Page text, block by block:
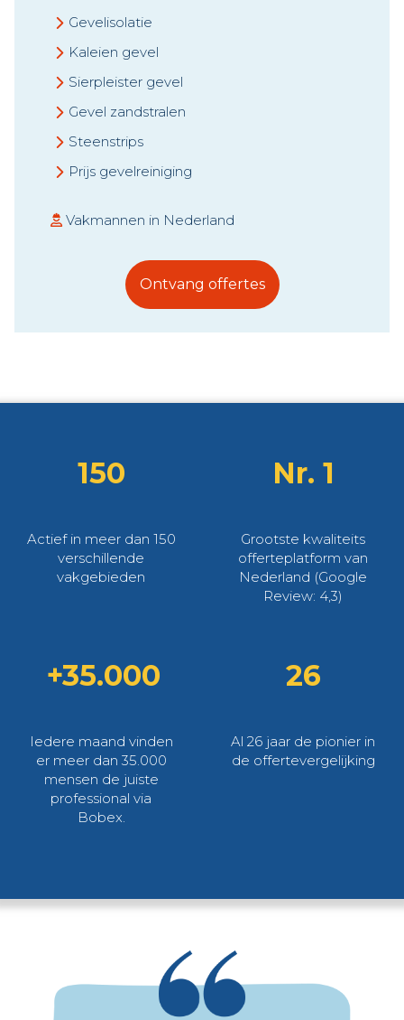
Gevelisolatie
Kaleien gevel
Sierpleister gevel
Gevel zandstralen
Steenstrips
Prijs gevelreiniging
Vakmannen in Nederland
Ontvang offertes
150
Actief in meer dan 150
verschillende
vakgebieden
Nr. 1
Grootste kwaliteits
offerteplatform van
Nederland (Google
Review: 4,3)
+35.000
Iedere maand vinden
er meer dan 35.000
mensen de juiste
professional via
Bobex.
26
Al 26 jaar de pionier in
de offertevergelijking